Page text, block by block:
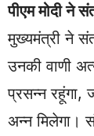
पीएम मोदी ने
मुख्यमंत्री ने
उनकी वाणी
प्रसन्न रहूंगा,
अन्न मिलेगा।